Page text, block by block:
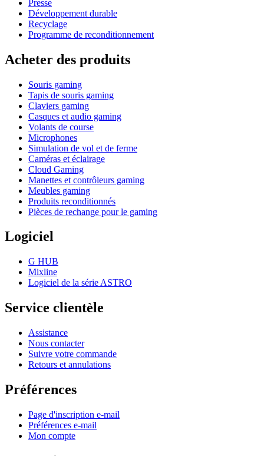
Presse
Développement durable
Recyclage
Programme de reconditionnement
Acheter des produits
Souris gaming
Tapis de souris gaming
Claviers gaming
Casques et audio gaming
Volants de course
Microphones
Simulation de vol et de ferme
Caméras et éclairage
Cloud Gaming
Manettes et contrôleurs gaming
Meubles gaming
Produits reconditionnés
Pièces de rechange pour le gaming
Logiciel
G HUB
Mixline
Logiciel de la série ASTRO
Service clientèle
Assistance
Nous contacter
Suivre votre commande
Retours et annulations
Préférences
Page d'inscription e-mail
Préférences e-mail
Mon compte